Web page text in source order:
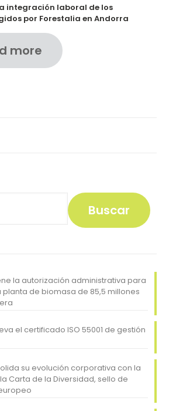
integración laboral de los
por Forestalia en Andorra
more
Buscar
la autorización administrativa para
de biomasa de 85,5 millones
el certificado ISO 55001 de gestión
su evolución corporativa con la
Carta de la Diversidad, sello de